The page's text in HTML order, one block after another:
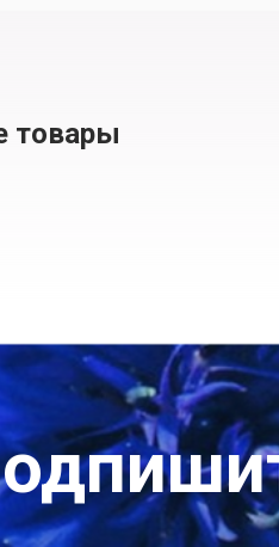
товары